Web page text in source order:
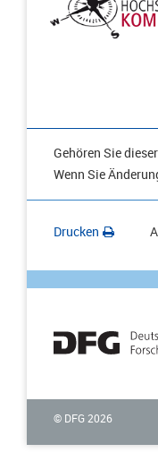
Gehören Sie
Wenn Sie
Drucken
© DFG 2026